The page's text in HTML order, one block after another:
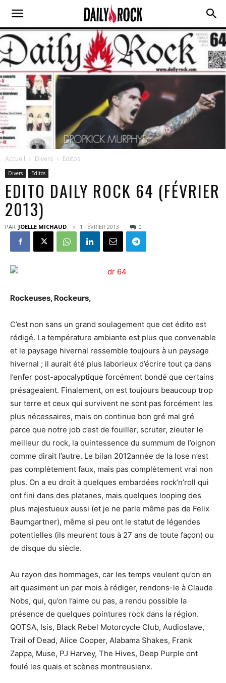
Accueil Divers Editos
Divers Editos
EDITO DAILY ROCK 64 (FÉVRIER
2013)
PAR JOELLE MICHAUD 1 FÉVRIER 2013 0
Rockeuses, Rockeurs,
C’est non sans un grand soulagement que cet édito est
rédigé. La température ambiante est plus que convenable
et le paysage hivernal ressemble toujours à un paysage
hivernal ; il aurait été plus laborieux d’écrire tout ça dans
l’enfer post-apocalyptique forcément bondé que certains
présageaient. Finalement, on est toujours beaucoup trop
sur terre et ceux qui survivent ne sont pas forcément les
plus nécessaires, mais on continue bon gré mal gré
parce que notre job c’est de fouiller, scruter, zieuter le
meilleur du rock, la quintessence du summum de l’oignon
comme dirait l’autre. Le bilan 2012année de la lose n’est
pas complètement faux, mais pas complètement vrai non
plus. On a eu droit à quelques embardées rock’n’roll qui
ont fini dans des platanes, mais quelques looping des
plus majestueux aussi (et je ne parle même pas de Felix
Baumgartner), même si peu ont le statut de légendes
potentielles (ils meurent tous à 27 ans de toute façon) ou
de disque du siècle.
Au rayon des hommages, car les temps veulent qu’on en
ait quasiment un par mois à rédiger, rendons-le à Claude
Nobs, qui, qu’on l’aime ou pas, a rendu possible la
présence de quelques pointures rock dans la région.
QOTSA, Isis, Black Rebel Motorcycle Club, Audioslave,
Trail of Dead, Alice Cooper, Alabama Shakes, Frank
Zappa, Muse, PJ Harvey, The Hives, Deep Purple ont
foulé les quais et scènes montreusienx.